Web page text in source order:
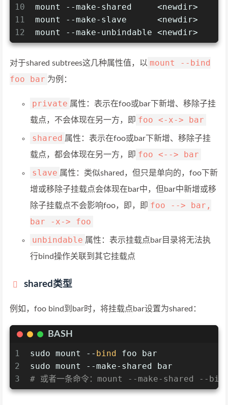
10
11
12
mount --make-shared     <newdir>
mount --make-slave      <newdir>
mount --make-unbindable <newdir>
对于shared subtrees这几种属性值，以 mount --bind
foo bar 为例：
private 属性：表示在foo或bar下新增、移除子挂
载点，不会体现在另一方，即 foo <-x-> bar
shared 属性：表示在foo或bar下新增、移除子挂
载点，都会体现在另一方，即 foo <--> bar
slave 属性：类似shared，但只是单向的，foo下新
增或移除子挂载点会体现在bar中，但bar中新增或移
除子挂载点不会影响foo，即，即 foo --> bar,
bar -x-> foo
unbindable 属性：表示挂载点bar目录将无法执
行bind操作关联到其它挂载点
shared类型
例如，foo bind到bar时，将挂载点bar设置为shared：
BASH
1
2
3
sudo mount -- bind foo bar
sudo mount --make-shared bar
# 或者一条命令：mount --make-shared --